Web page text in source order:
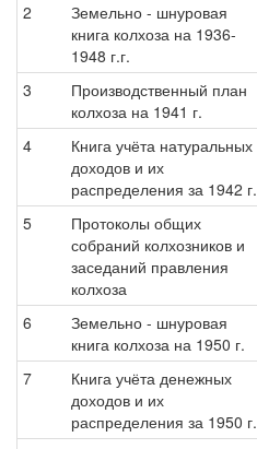
2
Земельно - шнуровая
книга колхоза на 1936-
1948 г.г.
3
Производственный план
колхоза на 1941 г.
4
Книга учёта натуральных
доходов и их
распределения за 1942 г.
5
Протоколы общих
собраний колхозников и
заседаний правления
колхоза
6
Земельно - шнуровая
книга колхоза на 1950 г.
7
Книга учёта денежных
доходов и их
распределения за 1950 г.